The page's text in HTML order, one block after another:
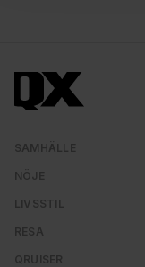
Dessa kan i sin tur
information som du
våra cookies vid
SAMHÄLLE
NÖJE
LIVSSTIL
RESA
QRUISER